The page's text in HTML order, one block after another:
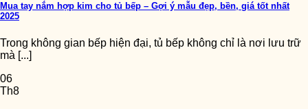
Mua tay nắm hợp kim cho tủ bếp – Gợi ý mẫu đẹp, bền, giá tốt nhất
2025
Trong không gian bếp hiện đại, tủ bếp không chỉ là nơi lưu trữ
mà [...]
06
Th8